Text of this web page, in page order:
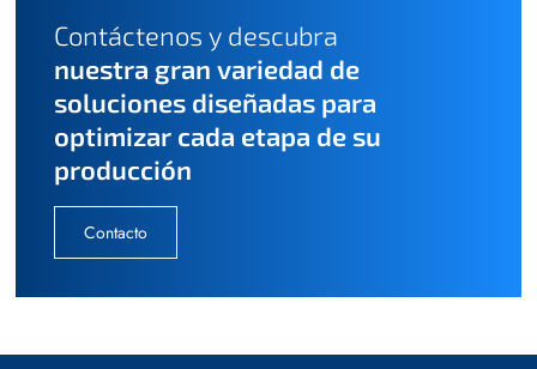
Contáctenos y descubra
nuestra gran variedad de
soluciones diseñadas para
optimizar cada etapa de su
producción
Contacto